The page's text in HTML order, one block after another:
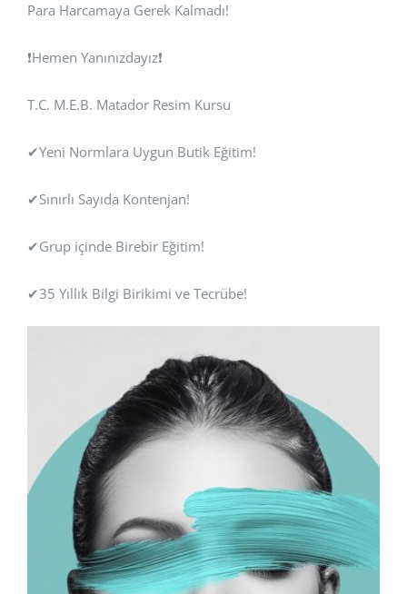
Para Harcamaya Gerek Kalmadı!
❗Hemen Yanınızdayız❗
T.C. M.E.B. Matador Resim Kursu
✔Yeni Normlara Uygun Butik Eğitim!
✔Sınırlı Sayıda Kontenjan!
✔Grup içinde Birebir Eğitim!
✔35 Yıllık Bilgi Birikimi ve Tecrübe!